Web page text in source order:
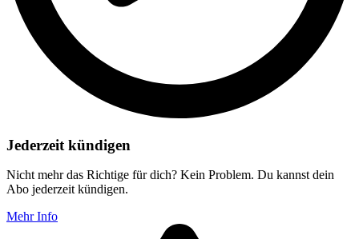
Jederzeit kündigen
Nicht mehr das Richtige für dich? Kein Problem. Du kannst dein
Abo jederzeit kündigen.
Mehr Info